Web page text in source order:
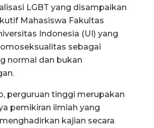
LGBT yang disampaikan
Mahasiswa Fakultas
Indonesia (UI) yang
sebagai
normal dan bukan
perguruan tinggi merupakan
pemikiran ilmiah yang
kajian secara